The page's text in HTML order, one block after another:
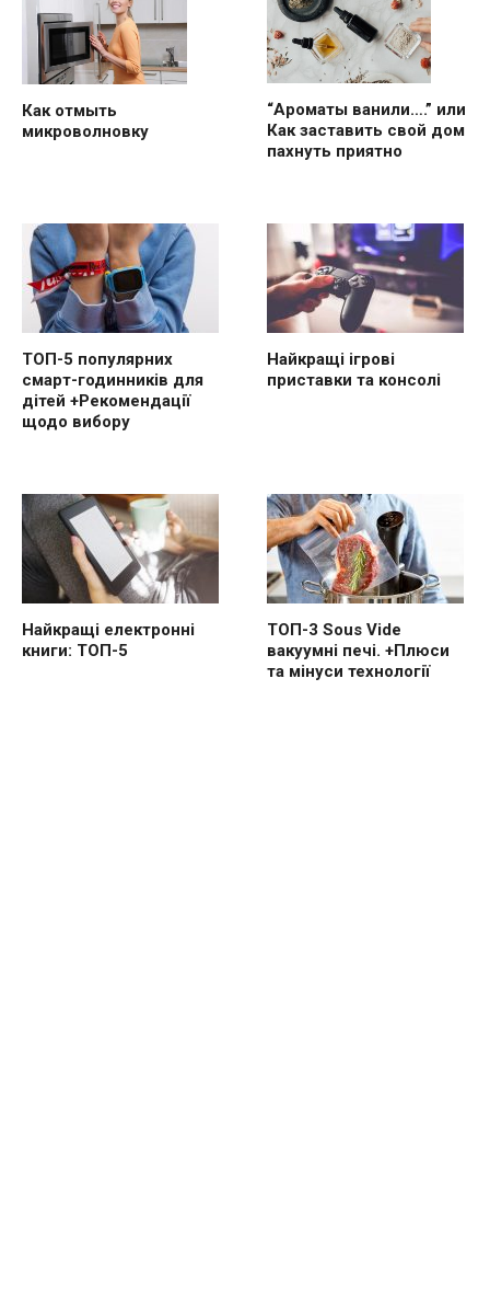
Как отмыть
микроволновку
“Ароматы ванили….” или
Как заставить свой дом
пахнуть приятно
ТОП-5 популярних
смарт-годинників для
дітей +Рекомендації
щодо вибору
Найкращі ігрові
приставки та консолі
Найкращі електронні
книги: ТОП-5
ТОП-3 Sous Vide
вакуумні печі. +Плюси
та мінуси технології